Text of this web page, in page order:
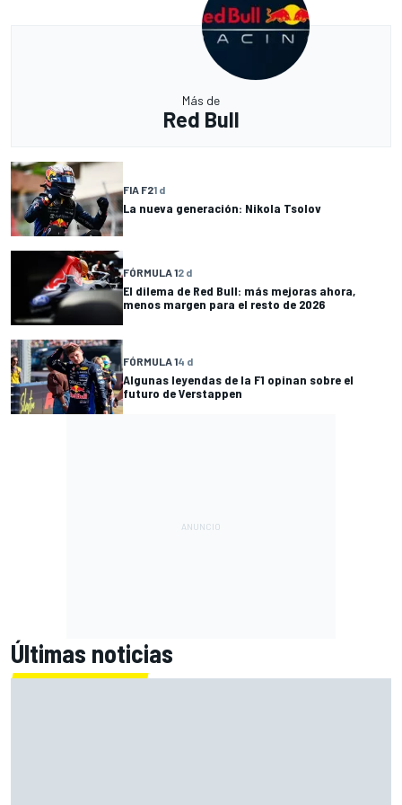
Más de
Red Bull
FIA F21 d
La nueva generación: Nikola Tsolov
FÓRMULA 12 d
El dilema de Red Bull: más mejoras ahora,
menos margen para el resto de 2026
FÓRMULA 14 d
Algunas leyendas de la F1 opinan sobre el
futuro de Verstappen
Últimas noticias